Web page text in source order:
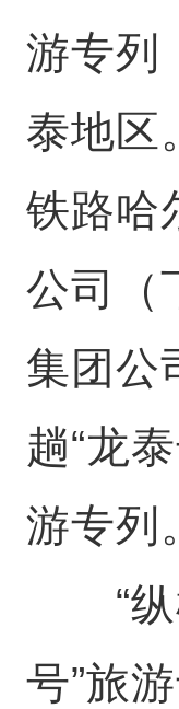
游专列
泰地区
铁路哈
公司（
集团公
趟“龙
游专列
“纵
号”旅